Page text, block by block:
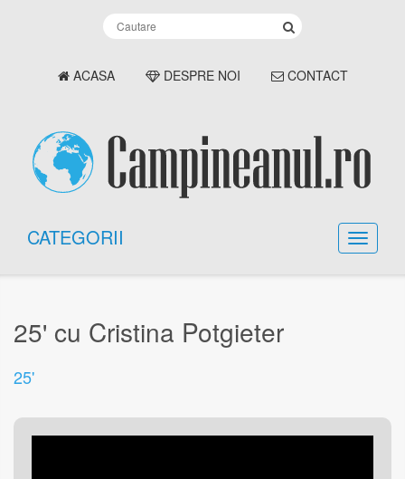
ACASA DESPRE NOI CONTACT
CATEGORII
25' cu Cristina Potgieter
25'